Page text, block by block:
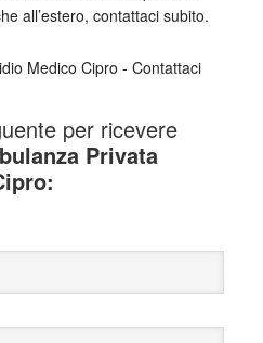
all’estero, contattaci subito.
per ricevere
Privata